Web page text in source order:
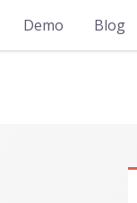
Demo Blog